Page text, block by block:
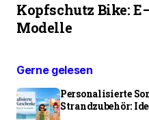
Kopfschutz Bike:
Modelle
Gerne gelesen
Personalisierte
Strandzubehör: